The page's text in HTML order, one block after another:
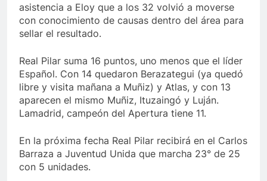
asistencia a Eloy que a los 32 volvió a moverse
con conocimiento de causas dentro del área para
sellar el resultado.
Real Pilar suma 16 puntos, uno menos que el líder
Español. Con 14 quedaron Berazategui (ya quedó
libre y visita mañana a Muñiz) y Atlas, y con 13
aparecen el mismo Muñiz, Ituzaingó y Luján.
Lamadrid, campeón del Apertura tiene 11.
En la próxima fecha Real Pilar recibirá en el Carlos
Barraza a Juventud Unida que marcha 23° de 25
con 5 unidades.